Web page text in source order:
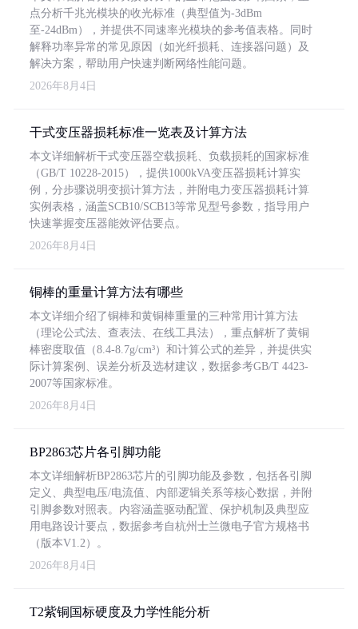
点分析千兆光模块的收光标准（典型值为-3dBm
至-24dBm），并提供不同速率光模块的参考值表格。同时
解释功率异常的常见原因（如光纤损耗、连接器问题）及
解决方案，帮助用户快速判断网络性能问题。
2026年8月4日
干式变压器损耗标准一览表及计算方法
本文详细解析干式变压器空载损耗、负载损耗的国家标准
（GB/T 10228-2015），提供1000kVA变压器损耗计算实
例，分步骤说明变损计算方法，并附电力变压器损耗计算
实例表格，涵盖SCB10/SCB13等常见型号参数，指导用户
快速掌握变压器能效评估要点。
2026年8月4日
铜棒的重量计算方法有哪些
本文详细介绍了铜棒和黄铜棒重量的三种常用计算方法
（理论公式法、查表法、在线工具法），重点解析了黄铜
棒密度取值（8.4-8.7g/cm³）和计算公式的差异，并提供实
际计算案例、误差分析及选材建议，数据参考GB/T 4423-
2007等国家标准。
2026年8月4日
BP2863芯片各引脚功能
本文详细解析BP2863芯片的引脚功能及参数，包括各引脚
定义、典型电压/电流值、内部逻辑关系等核心数据，并附
引脚参数对照表。内容涵盖驱动配置、保护机制及典型应
用电路设计要点，数据参考自杭州士兰微电子官方规格书
（版本V1.2）。
2026年8月4日
T2紫铜国标硬度及力学性能分析